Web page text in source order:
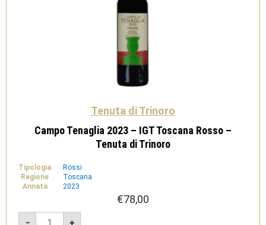
Tenuta di Trinoro
Campo Tenaglia 2023 – IGT Toscana Rosso –
Tenuta di Trinoro
Tipologia
Rossi
Regione
Toscana
Annata
2023
€78,00
-
Campo
Tenaglia
+